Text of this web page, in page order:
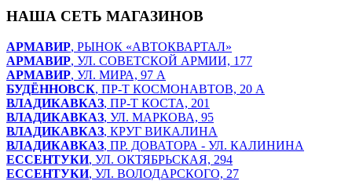
НАША СЕТЬ МАГАЗИНОВ
АРМАВИР, РЫНОК «АВТОКВАРТАЛ»
АРМАВИР, УЛ. СОВЕТСКОЙ АРМИИ, 177
АРМАВИР, УЛ. МИРА, 97 А
БУДЁННОВСК, ПР-Т КОСМОНАВТОВ, 20 А
ВЛАДИКАВКАЗ, ПР-Т КОСТА, 201
ВЛАДИКАВКАЗ, УЛ. МАРКОВА, 95
ВЛАДИКАВКАЗ, КРУГ ВИКАЛИНА
ВЛАДИКАВКАЗ, ПР. ДОВАТОРА - УЛ. КАЛИНИНА
ЕССЕНТУКИ, УЛ. ОКТЯБРЬСКАЯ, 294
ЕССЕНТУКИ, УЛ. ВОЛОДАРСКОГО, 27